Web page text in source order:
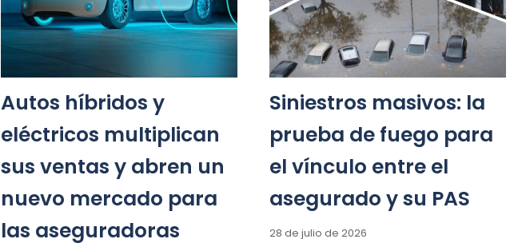
Autos híbridos y
eléctricos multiplican
sus ventas y abren un
nuevo mercado para
las aseguradoras
Siniestros masivos: la
prueba de fuego para
el vínculo entre el
asegurado y su PAS
28 de julio de 2026